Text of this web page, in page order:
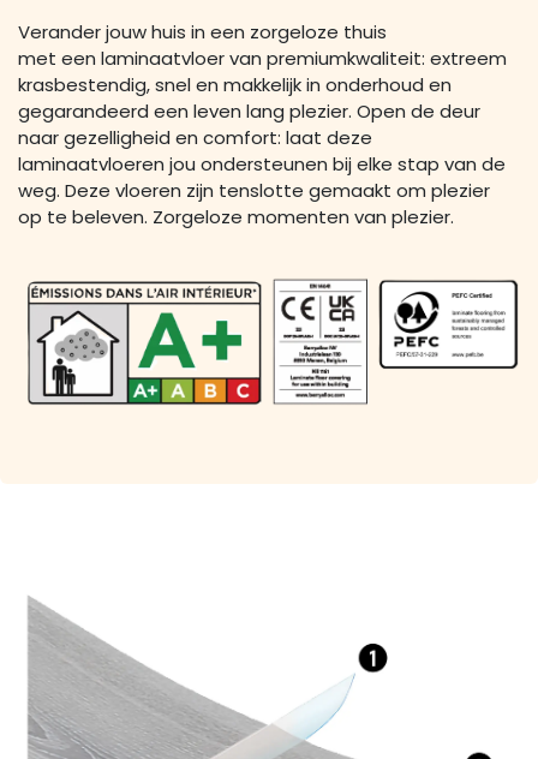
Verander jouw huis in een zorgeloze thuis
met een laminaatvloer van premiumkwaliteit: extreem
krasbestendig, snel en makkelijk in onderhoud en
gegarandeerd een leven lang plezier. Open de deur
naar gezelligheid en comfort: laat deze
laminaatvloeren jou ondersteunen bij elke stap van de
weg. Deze vloeren zijn tenslotte gemaakt om plezier
op te beleven. Zorgeloze momenten van plezier.